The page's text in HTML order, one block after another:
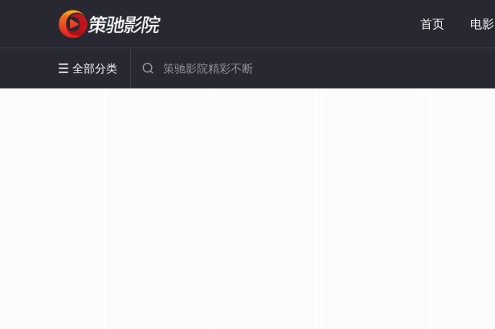
首页 电影
 全部分类 